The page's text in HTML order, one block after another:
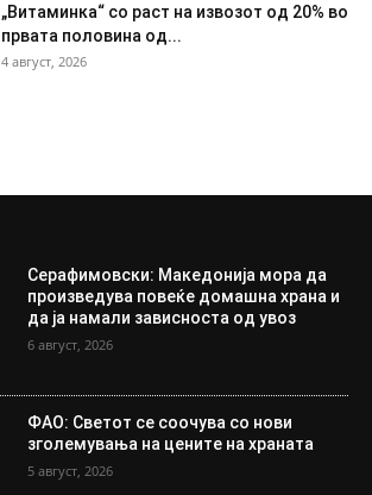
„Витаминка“ со раст на извозот од 20% во
првата половина од...
4 август, 2026
Серафимовски: Македонија мора да
произведува повеќе домашна храна и
да ја намали зависноста од увоз
6 август, 2026
ФАО: Светот се соочува со нови
зголемувања на цените на храната
5 август, 2026